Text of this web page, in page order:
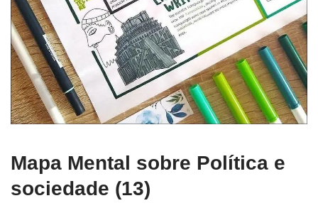
Mapa Mental sobre Política e
sociedade (13)